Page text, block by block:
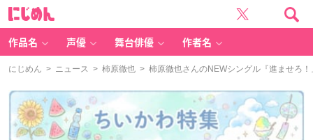
作品名 声優 舞台俳優 作者名
にじめん > ニュース > 柿原徹也 > 柿原徹也さんのNEWシングル『進ませろ